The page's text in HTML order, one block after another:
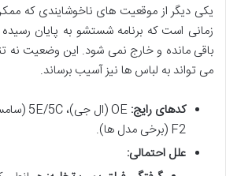
یکی دیگر از موقعیت های ناخوشایندی که
زمانی است که برنامه شستشو به پایان
باقی مانده و خارج نمی شود. این وضعیت نه
می تواند به لباس ها نیز آسیب برساند.
کدهای رایج:
F2 (برخی مدل ها).
علل احتمالی: